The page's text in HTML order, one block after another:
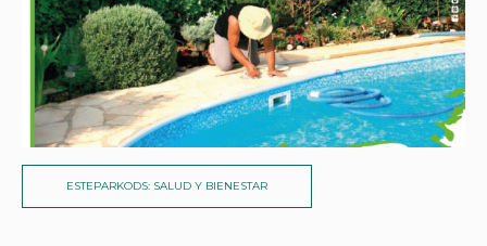
ESTEPARKODS: SALUD Y BIENESTAR